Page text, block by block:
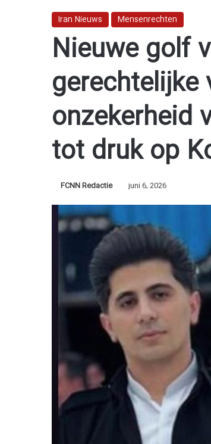
Iran Nieuws
Mensenrechten
Nieuwe golf
gerechtelijke
onzekerheid
tot druk op
FCNN Redactie juni 6, 2026